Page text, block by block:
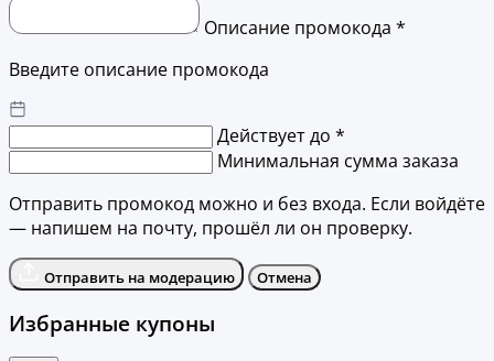
Описание промокода *
Введите описание промокода
Действует до *
Минимальная сумма заказа
Отправить промокод можно и без входа. Если войдёте
— напишем на почту, прошёл ли он проверку.
Отправить на модерацию Отмена
Избранные купоны